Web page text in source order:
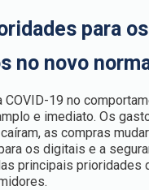
para os
no novo
COVID-19 no
e imediato. Os
as compras
os digitais e a
principais prioridades